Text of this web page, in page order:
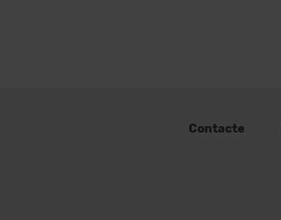
Contacte